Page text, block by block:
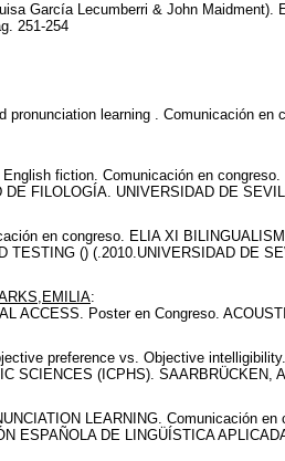
García Lecumberri & John Maidment).
251-254
learning . Comunicación en
fiction. Comunicación en
FILOLOGÍA. UNIVERSIDAD DE
en congreso. ELIA XI
TESTING () (.2010.UNIVERSIDAD DE
:
ACCESS. Poster en Congreso.
preference vs. Objective
SCIENCES (ICPHS). SAARBRÜCKEN,
LEARNING. Comunicación
ESPAÑOLA DE LINGÜÍSTICA